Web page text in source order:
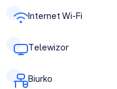
Internet Wi-Fi
Telewizor
Biurko